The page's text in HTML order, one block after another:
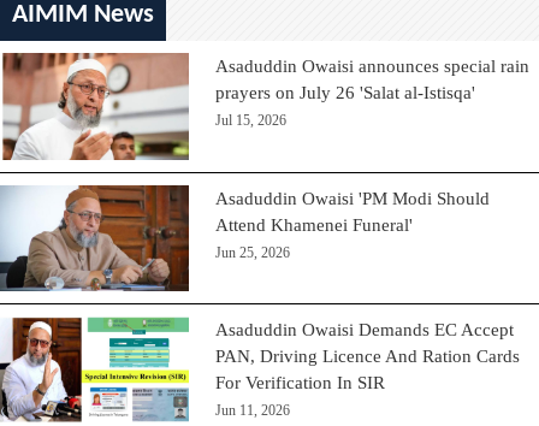
AIMIM News
Asaduddin Owaisi announces special rain
prayers on July 26 'Salat al-Istisqa'
Jul 15, 2026
Asaduddin Owaisi 'PM Modi Should
Attend Khamenei Funeral'
Jun 25, 2026
Asaduddin Owaisi Demands EC Accept
PAN, Driving Licence And Ration Cards
For Verification In SIR
Jun 11, 2026